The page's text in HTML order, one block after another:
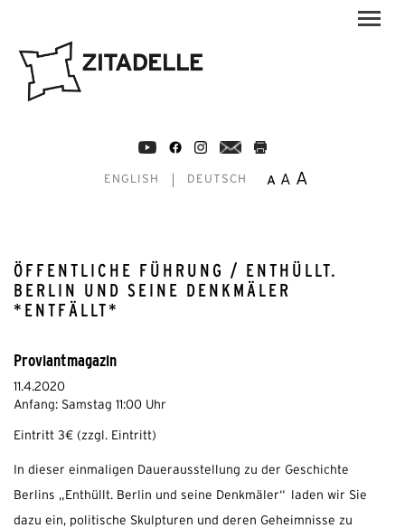
ENGLISH DEUTSCH A A A
ÖFFENTLICHE FÜHRUNG / ENTHÜLLT.
BERLIN UND SEINE DENKMÄLER
*ENTFÄLLT*
Proviantmagazin
11.4.2020
Anfang: Samstag 11:00 Uhr
Eintritt 3€ (zzgl. Eintritt)
In dieser einmaligen Dauerausstellung zu der Geschichte
Berlins „Enthüllt. Berlin und seine Denkmäler“ laden wir Sie
dazu ein, politische Skulpturen und deren Geheimnisse zu